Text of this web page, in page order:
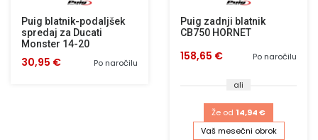
Puig blatnik-podaljšek
spredaj za Ducati
Monster 14-20
Po naročilu
30,95 €
Puig zadnji blatnik
CB750 HORNET
Po naročilu
158,65 €
ali
Že od 14,94 €
Vaš mesečni obrok